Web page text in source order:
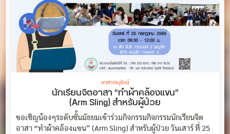
อาสา/อนุรักษ์
นักเรียนจิตอาสา “ทำผ้าคล้องแขน”
(Arm Sling) สำหรับผู้ป่วย
ขอเชิญน้องๆระดับชั้นมัธยมเข้าร่วมกิจกรรมกิจกรรมนักเรียนจิต
อาสา “ทำผ้าคล้องแขน” (Arm Sling) สำหรับผู้ป่วย วันเสาร์ ที่ 25